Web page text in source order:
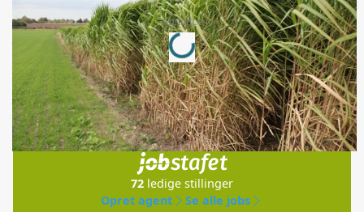
Annonce
Loading...
Jobs
i samarbejde med
72 ledige stillinger
Opret agent
Se alle jobs